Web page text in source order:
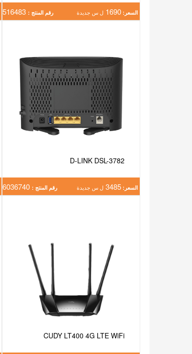
السعر: 1690 ل س جديدة رقم المنتج :
D-LINK DSL-3782
السعر: 3485 ل س جديدة رقم المنتج :
CUDY LT400 4G LTE WiFi